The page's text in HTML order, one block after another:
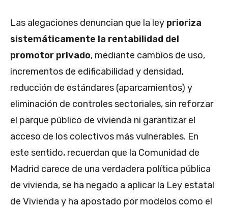
Las alegaciones denuncian que la ley prioriza
sistemáticamente la rentabilidad del
promotor privado, mediante cambios de uso,
incrementos de edificabilidad y densidad,
reducción de estándares (aparcamientos) y
eliminación de controles sectoriales, sin reforzar
el parque público de vivienda ni garantizar el
acceso de los colectivos más vulnerables. En
este sentido, recuerdan que la Comunidad de
Madrid carece de una verdadera política pública
de vivienda, se ha negado a aplicar la Ley estatal
de Vivienda y ha apostado por modelos como el